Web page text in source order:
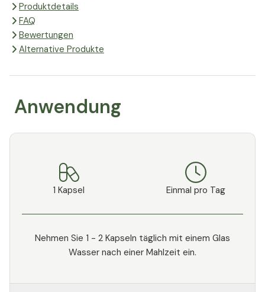
Produktdetails
FAQ
Bewertungen
Alternative Produkte
Anwendung
1 Kapsel Einmal pro Tag
Nehmen Sie 1 - 2 Kapseln täglich mit einem Glas
Wasser nach einer Mahlzeit ein.